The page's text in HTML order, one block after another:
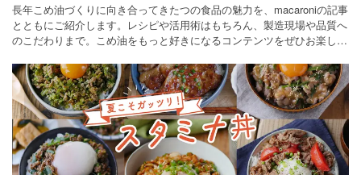
長年こめ油づくりに向き合ってきたつの食品の魅力を、macaroniの記事
とともにご紹介します。レシピや活用術はもちろん、製造現場や品質へ
のこだわりまで。こめ油をもっと好きになるコンテンツをぜひお楽しみ